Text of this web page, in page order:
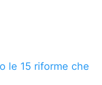
le 15 riforme che